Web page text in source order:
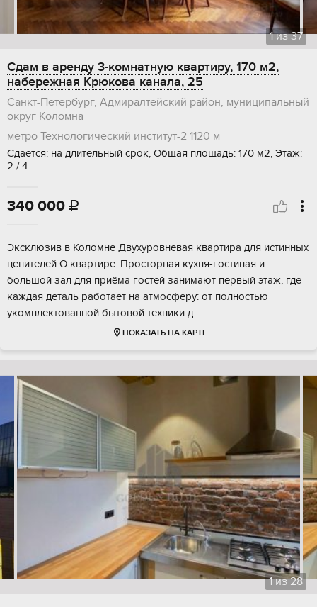
1из37
Сдам в аренду 3-комнатную квартиру, 170 м2,
набережная Крюкова канала, 25
Санкт-Петербург, Адмиралтейский район, муниципальный
округ Коломна
метро Технологический институт-2 1120 м
Сдается: на длительный срок, Общая площадь: 170 м2, Этаж:
2 / 4
340 000 
Эксклюзив в Коломне Двухуровневая квартира для истинных
ценителей О квартире: Просторная кухня-гостиная и
большой зал для приёма гостей занимают первый этаж, где
каждая деталь работает на атмосферу: от полностью
укомплектованной бытовой техники д...
ПОКАЗАТЬ НА КАРТЕ
1из28